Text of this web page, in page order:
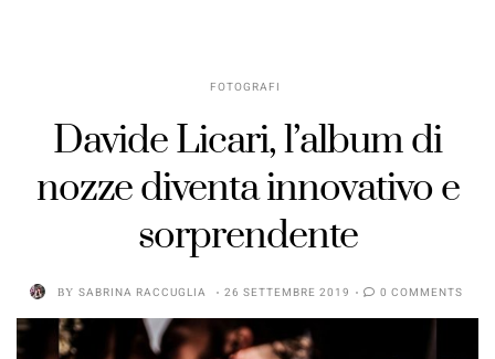
FOTOGRAFI
Davide Licari, l’album di
nozze diventa innovativo e
sorprendente
BY SABRINA RACCUGLIA 26 SETTEMBRE 2019 0 COMMENTS